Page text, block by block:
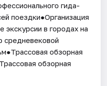
гида-
поездки●Организация
экскурсии в городах на
средневековой
обзорная
обзорная